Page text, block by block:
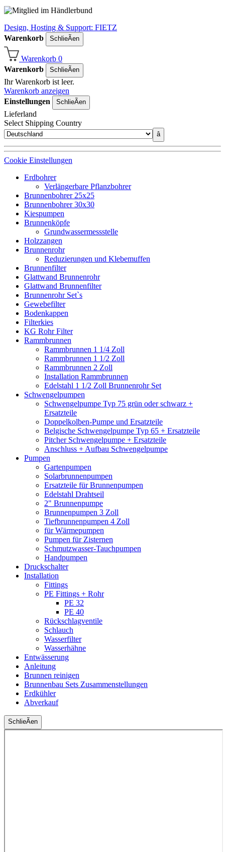
Design, Hosting & Support: FIETZ
Warenkorb
SchlieÃen
Warenkorb 0
Warenkorb
SchlieÃen
Ihr Warenkorb ist leer.
Warenkorb anzeigen
Einstellungen
SchlieÃen
Lieferland
Select Shipping Country
â
Cookie Einstellungen
Erdbohrer
Verlängerbare Pflanzbohrer
Brunnenbohrer 25x25
Brunnenbohrer 30x30
Kiespumpen
Brunnenköpfe
Grundwassermessstelle
Holzzangen
Brunnenrohr
Reduzierungen und Klebemuffen
Brunnenfilter
Glattwand Brunnenrohr
Glattwand Brunnenfilter
Brunnenrohr Set`s
Gewebefilter
Bodenkappen
Filterkies
KG Rohr Filter
Rammbrunnen
Rammbrunnen 1 1/4 Zoll
Rammbrunnen 1 1/2 Zoll
Rammbrunnen 2 Zoll
Installation Rammbrunnen
Edelstahl 1 1/2 Zoll Brunnenrohr Set
Schwengelpumpen
Schwengelpumpe Typ 75 grün oder schwarz +
Ersatzteile
Doppelkolben-Pumpe und Ersatzteile
Belgische Schwengelpumpe Typ 65 + Ersatzteile
Pitcher Schwengelpumpe + Ersatzteile
Anschluss + Aufbau Schwengelpumpe
Pumpen
Gartenpumpen
Solarbrunnenpumpen
Ersatzteile für Brunnenpumpen
Edelstahl Drahtseil
2" Brunnenpumpe
Brunnenpumpen 3 Zoll
Tiefbrunnenpumpen 4 Zoll
für Wärmepumpen
Pumpen für Zisternen
Schmutzwasser-Tauchpumpen
Handpumpen
Druckschalter
Installation
Fittings
PE Fittings + Rohr
PE 32
PE 40
Rückschlagventile
Schlauch
Wasserfilter
Wasserhähne
Entwässerung
Anleitung
Brunnen reinigen
Brunnenbau Sets Zusammenstellungen
Erdkühler
Abverkauf
SchlieÃen